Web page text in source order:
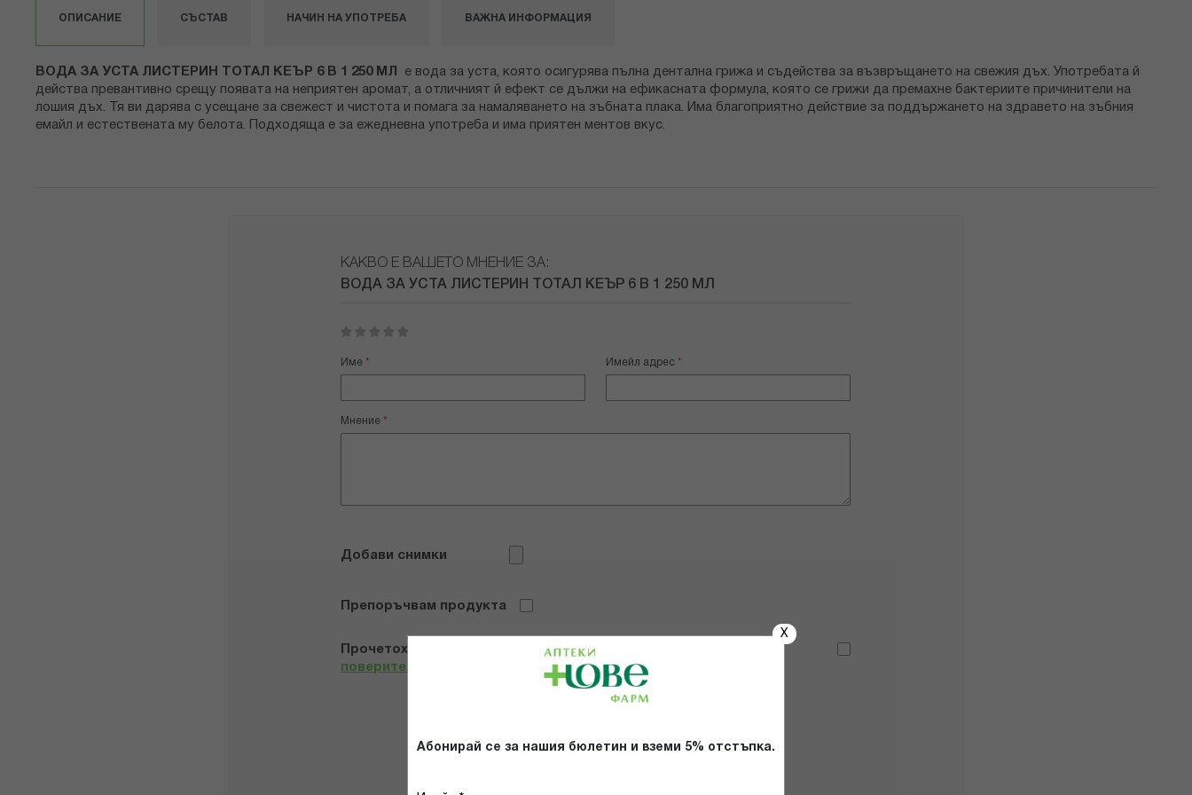
X
Абонирай се за нашия бюлетин и вземи 5% отстъпка.
ОПИСАНИЕ
ВОДА ЗА УСТА ЛИСТЕРИН ТОТАЛ КЕЪР 6 В 1 250 МЛ е вода за уста, която осигурява пълна дентална грижа и съдейства за възвръщането на свежия дъх. Употребата й
действа превантивно срещу появата на неприятен аромат, а отличният й ефект се дължи на ефикасната формула, която се грижи да премахне бактериите причинители на
лошия дъх. Тя ви дарява с усещане за свежест и чистота и помага за намаляването на зъбната плака. Има благоприятно действие за поддържането на здравето на зъбния
емайл и естествената му белота. Подходяща е за ежедневна употреба и има приятен ментов вкус.
СЪСТАВ НАЧИН НА УПОТРЕБА ВАЖНА ИНФОРМАЦИЯ
КАКВО Е ВАШЕТО МНЕНИЕ ЗА:
ВОДА ЗА УСТА ЛИСТЕРИН ТОТАЛ КЕЪР 6 В 1 250 МЛ
star
stars
stars
stars
stars
Име Имейл адрес
Мнение
Добави снимки
Препоръчвам продукта
Прочетох и се съгласявам с
Общите условия и политиката за
поверителност